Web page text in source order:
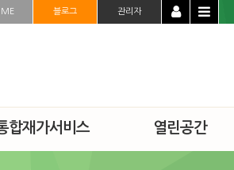
블로그 관리자
합재가서비스 열린공간